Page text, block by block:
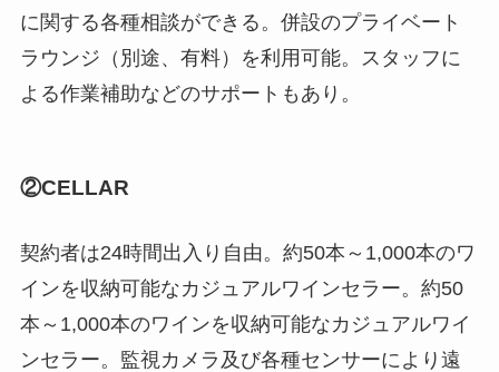
に関する各種相談ができる。併設のプライベート
ラウンジ（別途、有料）を利用可能。スタッフに
よる作業補助などのサポートもあり。
②CELLAR
契約者は24時間出入り自由。約50本～1,000本のワ
インを収納可能なカジュアルワインセラー。約50
本～1,000本のワインを収納可能なカジュアルワイ
ンセラー。監視カメラ及び各種センサーにより遠